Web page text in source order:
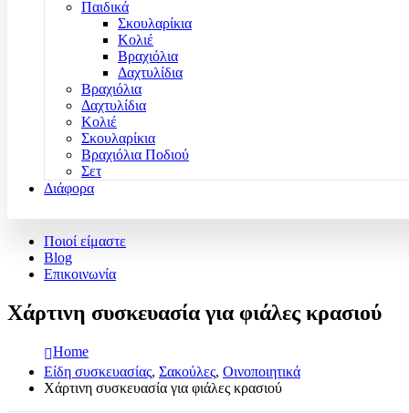
Παιδικά
Σκουλαρίκια
Κολιέ
Βραχιόλια
Δαχτυλίδια
Βραχιόλια
Δαχτυλίδια
Κολιέ
Σκουλαρίκια
Βραχιόλια Ποδιού
Σετ
Διάφορα
Ποιοί είμαστε
Blog
Επικοινωνία
Χάρτινη συσκευασία για φιάλες κρασιού
Home
Είδη συσκευασίας, Σακούλες, Οινοποιητικά
Χάρτινη συσκευασία για φιάλες κρασιού